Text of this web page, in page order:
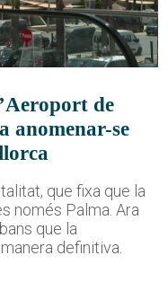
de
anomenar-se
que fixa que la
només Palma. Ara
que la
definitiva.